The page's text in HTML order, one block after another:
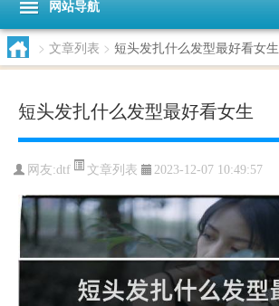
网站导航
> 文章列表 > 短头发扎什么发型最好看女生
短头发扎什么发型最好看女生
网友:dtf 文章列表 2023-12-07 10:49:57